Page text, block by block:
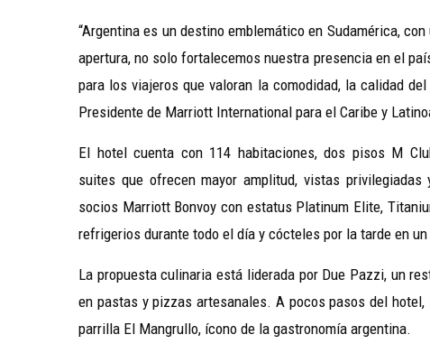
“Argentina es un destino emblemático en Sudamérica,
apertura, no solo fortalecemos nuestra presencia en el
para los viajeros que valoran la comodidad, la calidad
Presidente de Marriott International para el Caribe y
El hotel cuenta con 114 habitaciones, dos pisos M
suites que ofrecen mayor amplitud, vistas
socios Marriott Bonvoy con estatus Platinum Elite,
refrigerios durante todo el día y cócteles por la tarde en
La propuesta culinaria está liderada por Due Pazzi, un
en pastas y pizzas artesanales. A pocos pasos del
parrilla El Mangrullo, ícono de la gastronomía argentina.